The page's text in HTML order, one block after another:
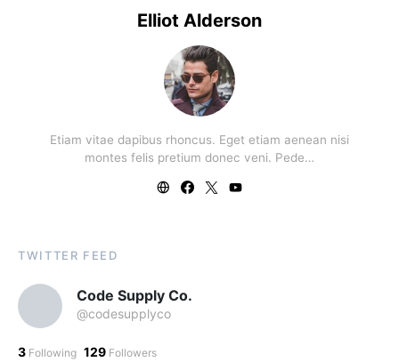
Elliot Alderson
Etiam vitae dapibus rhoncus. Eget etiam aenean nisi
montes felis pretium donec veni. Pede…
TWITTER FEED
Code Supply Co.
@codesupplyco
3 Following 129 Followers